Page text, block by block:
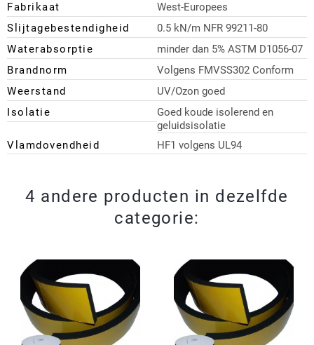
Fabrikaat
West-Europees
Slijtagebestendigheid
0.5 kN/m NFR 99211-80
Waterabsorptie
minder dan 5% ASTM D1056-07
Brandnorm
Volgens FMVSS302 Conform
Weerstand
UV/Ozon goed
Isolatie
Goed koude isolerend en
geluidsisolatie
Vlamdovendheid
HF1 volgens UL94
4 andere producten in dezelfde
categorie: